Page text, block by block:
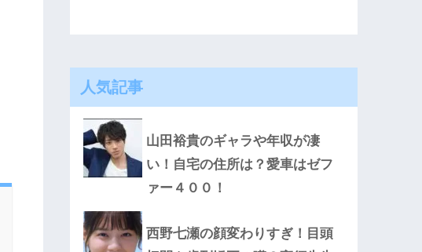
人気記事
山田裕貴のギャラや年収が凄
い！自宅の住所は？愛車はゼフ
ァー４００！
西野七瀬の顔変わりすぎ！目頭